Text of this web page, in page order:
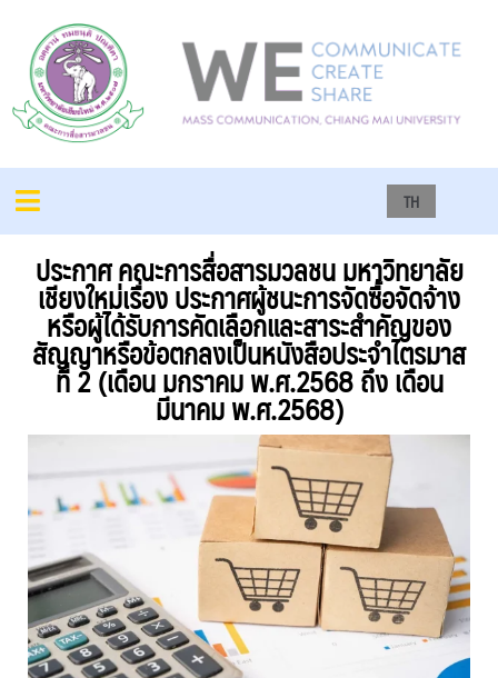
TH
ประกาศ คณะการสื่อสารมวลชน มหาวิทยาลัย
เชียงใหม่เรื่อง ประกาศผู้ชนะการจัดซื้อจัดจ้าง
หรือผู้ได้รับการคัดเลือกและสาระสำคัญของ
สัญญาหรือข้อตกลงเป็นหนังสือประจำไตรมาส
ที่ 2 (เดือน มกราคม พ.ศ.2568 ถึง เดือน
มีนาคม พ.ศ.2568)